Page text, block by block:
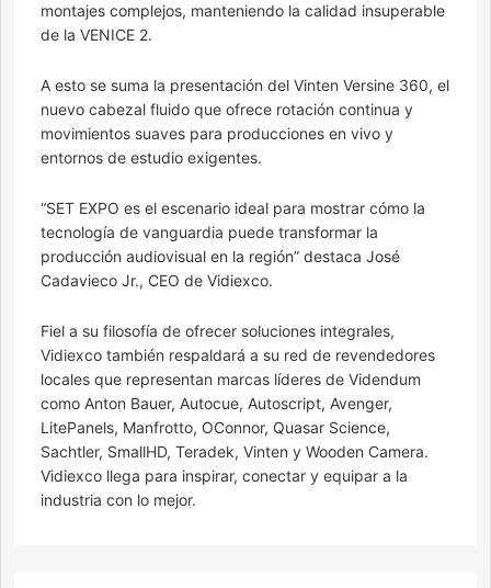
montajes complejos, manteniendo la calidad insuperable
de la VENICE 2.
A esto se suma la presentación del Vinten Versine 360, el
nuevo cabezal fluido que ofrece rotación continua y
movimientos suaves para producciones en vivo y
entornos de estudio exigentes.
“SET EXPO es el escenario ideal para mostrar cómo la
tecnología de vanguardia puede transformar la
producción audiovisual en la región” destaca José
Cadavieco Jr., CEO de Vidiexco.
Fiel a su filosofía de ofrecer soluciones integrales,
Vidiexco también respaldará a su red de revendedores
locales que representan marcas líderes de Videndum
como Anton Bauer, Autocue, Autoscript, Avenger,
LitePanels, Manfrotto, OConnor, Quasar Science,
Sachtler, SmallHD, Teradek, Vinten y Wooden Camera.
Vidiexco llega para inspirar, conectar y equipar a la
industria con lo mejor.